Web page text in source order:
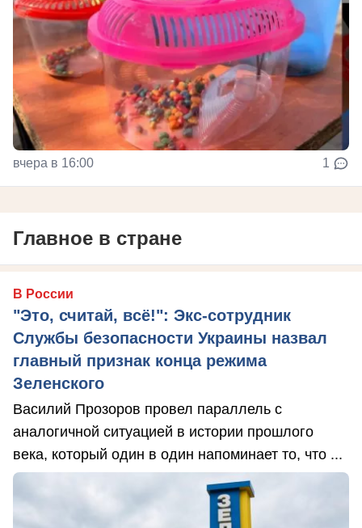
вчера в 16:00 1
Главное в стране
В России
"Это, считай, всё!": Экс-сотрудник
Службы безопасности Украины назвал
главный признак конца режима
Зеленского
Василий Прозоров провел параллель с
аналогичной ситуацией в истории прошлого
века, который один в один напоминает то, что ...